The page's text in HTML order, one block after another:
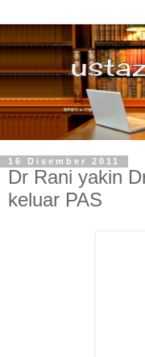
16 Disember 2011
Dr Rani yakin
keluar PAS